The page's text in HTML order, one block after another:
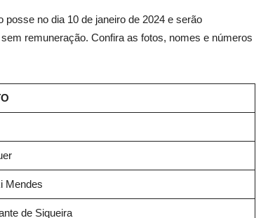
no dia 10 de janeiro de 2024 e serão
remuneração. Confira as fotos, nomes e números
Mendes
de Siqueira